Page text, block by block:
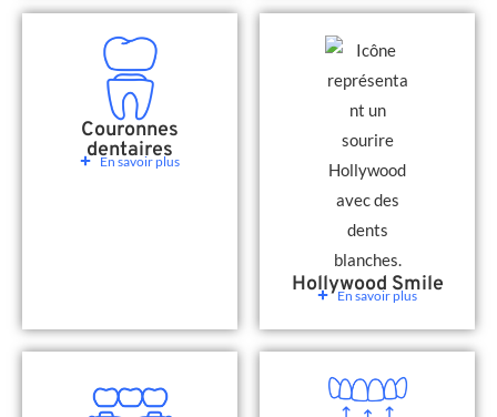
Couronnes
dentaires
En savoir plus
Hollywood Smile
En savoir plus